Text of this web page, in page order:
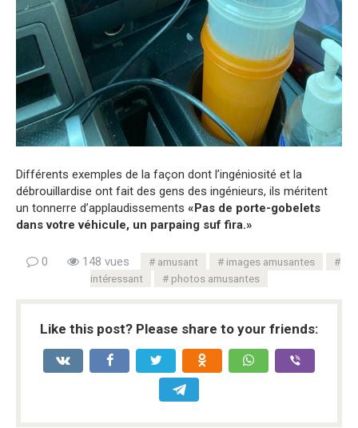
Différents exemples de la façon dont l’ingéniosité et la
débrouillardise ont fait des gens des ingénieurs, ils méritent
un tonnerre d’applaudissements «Pas de porte-gobelets
dans votre véhicule, un parpaing suf fira.»
0 148 vues amusant
images amusantes
intéressant
photos amusantes
Like this post? Please share to your friends: